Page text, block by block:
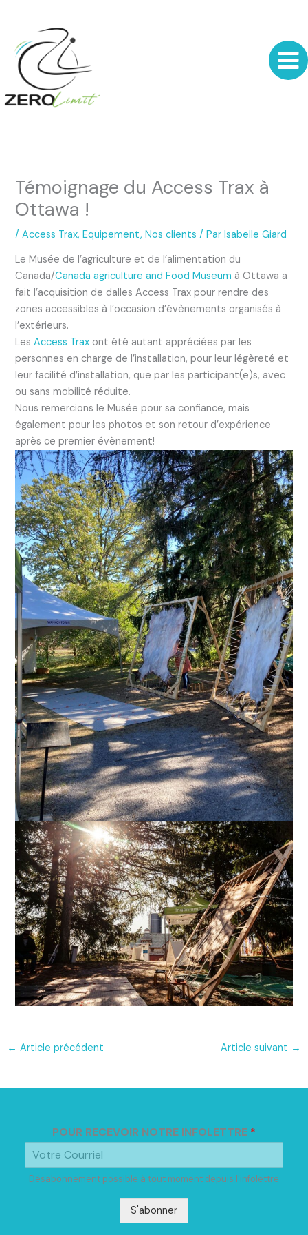
contenu
Témoignage du Access Trax à
Ottawa !
/Access Trax,Equipement,Nos clients / ParIsabelle Giard
Le Musée de l’agriculture et de l’alimentation du
Canada/Canada agriculture and Food Museum à Ottawa a
fait l’acquisition de dalles Access Trax pour rendre des
zones accessibles à l’occasion d’évènements organisés à
l’extérieurs.
LesAccess Trax ont été autant appréciées par les
personnes en charge de l’installation, pour leur légèreté et
leur facilité d’installation, que par les participant(e)s, avec
ou sans mobilité réduite.
Nous remercions le Musée pour sa confiance, mais
également pour les photos et son retour d’expérience
après ce premier évènement!
← Article précédent Article suivant →
POUR RECEVOIR NOTRE INFOLETTRE *
Désabonnement possible à tout moment depuis l'infolettre
S'abonner